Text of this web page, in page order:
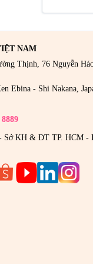
NAM
Thịnh, 76 Nguyễn
Ebina - Shi Nakana,
Sở KH & ĐT TP. HCM -